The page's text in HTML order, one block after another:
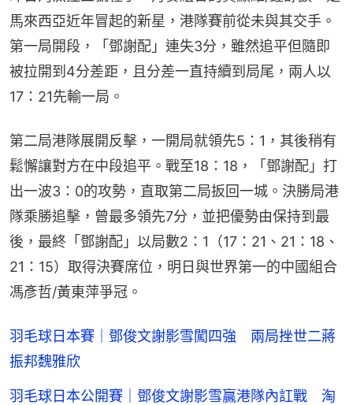
馬來西亞近年冒起的新星，港隊賽前從未與其交手。
第一局開段，「鄧謝配」連失3分，雖然追平但隨即
被拉開到4分差距，且分差一直持續到局尾，兩人以
17：21先輸一局。
第二局港隊展開反擊，一開局就領先5：1，其後稍有
鬆懈讓對方在中段追平。戰至18：18，「鄧謝配」打
出一波3：0的攻勢，直取第二局扳回一城。決勝局港
隊乘勝追擊，曾最多領先7分，並把優勢由保持到最
後，最終「鄧謝配」以局數2：1（17：21、21：18、
21：15）取得決賽席位，明日與世界第一的中國組合
馮彥哲/黃東萍爭冠。
羽毛球日本賽｜鄧俊文謝影雪闖四強 兩局挫世二蔣
振邦魏雅欣
羽毛球日本公開賽｜鄧俊文謝影雪贏港隊內訌戰 淘